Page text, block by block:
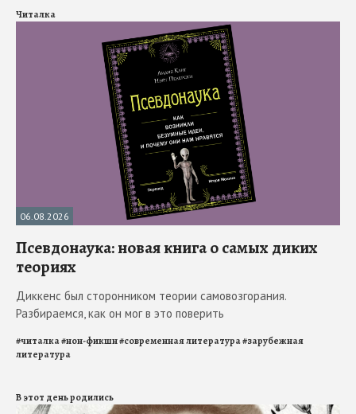
Читалка
06.08.2026
Псевдонаука: новая книга о самых диких
теориях
Диккенс был сторонником теории самовозгорания.
Разбираемся, как он мог в это поверить
#читалка#нон-фикшн#современная литература#зарубежная
литература
В этот день родились